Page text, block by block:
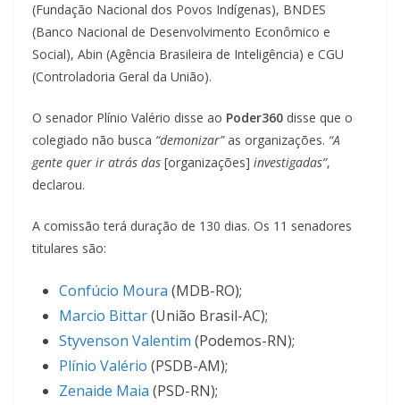
(Fundação Nacional dos Povos Indígenas), BNDES
(Banco Nacional de Desenvolvimento Econômico e
Social), Abin (Agência Brasileira de Inteligência) e CGU
(Controladoria Geral da União).
O senador Plínio Valério disse ao Poder360 disse que o
colegiado não busca “demonizar”as organizações. “A
gente quer ir atrás das [organizações] investigadas”,
declarou.
A comissão terá duração de 130 dias. Os 11 senadores
titulares são:
Confúcio Moura (MDB-RO);
Marcio Bittar(União Brasil-AC);
Styvenson Valentim (Podemos-RN);
Plínio Valério (PSDB-AM);
Zenaide Maia (PSD-RN);